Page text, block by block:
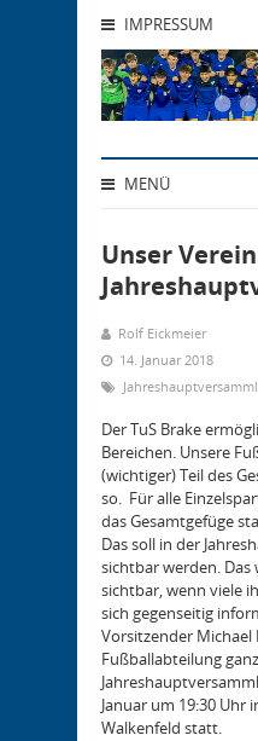
IMPRESSUM
MENÜ
Unser
Rolf Eickmeier
14. Januar 2018
Der TuS Brake
Bereichen. Unsere
(wichtiger) Teil des
so. Für alle
das Gesamtgefüge
Das soll in der
sichtbar werden.
sichtbar, wenn viele
sich gegenseitig
Vorsitzender Michael
Fußballabteilung
Januar um 19:30 Uhr
Walkenfeld statt.